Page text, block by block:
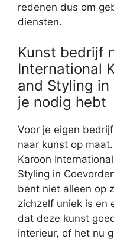
redenen dus om
diensten.
Kunst bedrijf
International
and Styling
je nodig hebt
Voor je eigen
naar kunst op
Karoon
Styling in
bent niet alleen op
zichzelf uniek is en
dat deze kunst
interieur, of het nu